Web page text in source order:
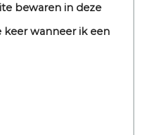
bewaren in deze
wanneer ik een